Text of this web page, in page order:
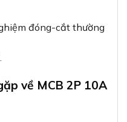
đóng-cắt thường
về MCB 2P 10A